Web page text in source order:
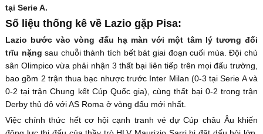
tại Serie A.
Số liệu thống kê về Lazio gặp Pisa:
Lazio bước vào vòng đấu hạ màn với một tâm lý tương đối
trĩu nặngsau chuỗi thành tích bết bát giai đoạn cuối mùa. Đội chủ
sân Olimpico vừa phải nhận 3 thất bại liên tiếp trên mọi đấu trường,
bao gồm 2 trận thua bạc nhược trước Inter Milan (0-3 tại Serie A và
0-2 tại trận Chung kết Cúp Quốc gia), cùng thất bại 0-2 trong trận
Derby thủ đô với AS Roma ở vòng đấu mới nhất.
Việc chính thức hết cơ hội cạnh tranh vé dự Cúp châu Âu khiến